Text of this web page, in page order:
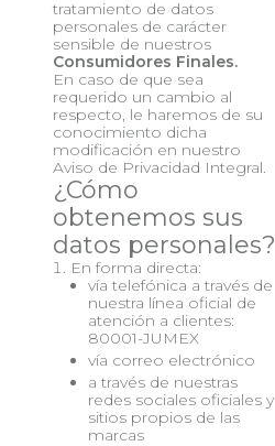
tratamiento de datos
personales de carácter
sensible de nuestros
Consumidores Finales.
En caso de que sea
requerido un cambio al
respecto, le haremos de su
conocimiento dicha
modificación en nuestro
Aviso de Privacidad Integral.
¿Cómo
obtenemos sus
datos personales?
En forma directa:
vía telefónica a través de
nuestra línea oficial de
atención a clientes:
80001-JUMEX
vía correo electrónico
a través de nuestras
redes sociales oficiales y
sitios propios de las
marcas